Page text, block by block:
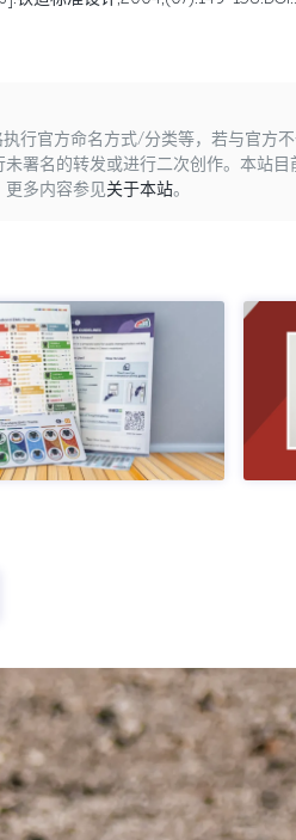
行官方命名方式/分类等，若与官
署名的转发或进行二次创作。本站
更多内容参见关于本站。